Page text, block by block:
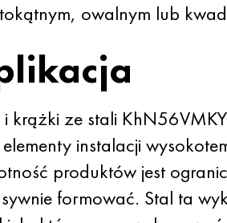
owalnym lub
i krążki ze stali
instalacji
produktów jest
formować. Stal ta